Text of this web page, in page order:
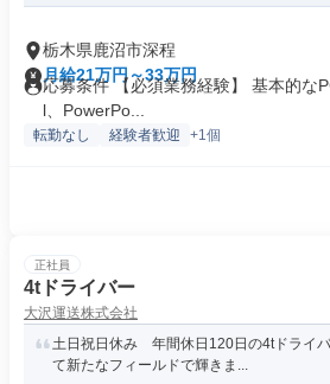
栃木県鹿沼市深程
月給21万円～33万円
応募条件 【必須業務経験】 基本的な
l、PowerPo...
転勤なし 経験者歓迎 +1個
正社員
4tドライバー
大沢運送株式会社
土日祝日休み 年間休日120日の4tドライ
て新たなフィールドで輝きま...